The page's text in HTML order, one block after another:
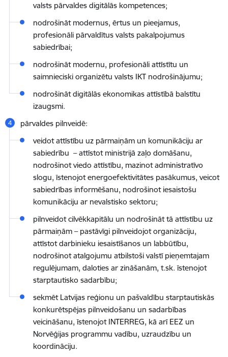
valsts pārvaldes digitālās kompetences;
nodrošināt modernus, ērtus un pieejamus,
profesionāli pārvaldītus valsts pakalpojumus
sabiedrībai;
nodrošināt modernu, profesionāli attīstītu un
saimnieciski organizētu valsts IKT nodrošinājumu;
nodrošināt digitālās ekonomikas attīstībā balstītu
izaugsmi.
pārvaldes pilnveidē:
veidot attīstību uz pārmaiņām un komunikāciju ar
sabiedrību – attīstot ministrijā zaļo domāšanu,
nodrošinot viedo attīstību, mazinot administratīvo
slogu, īstenojot energoefektivitātes pasākumus, veicot
sabiedrības informēšanu, nodrošinot iesaistošu
komunikāciju ar nevalstisko sektoru;
pilnveidot cilvēkkapitālu un nodrošināt tā attīstību uz
pārmaiņām – pastāvīgi pilnveidojot organizāciju,
attīstot darbinieku iesaistīšanos un labbūtību,
nodrošinot atalgojumu atbilstoši valstī pieņemtajam
regulējumam, daloties ar zināšanām, t.sk. īstenojot
starptautisko sadarbību;
sekmēt Latvijas reģionu un pašvaldību starptautiskās
konkurētspējas pilnveidošanu un sadarbības
veicināšanu, īstenojot INTERREG, kā arī EEZ un
Norvēģijas programmu vadību, uzraudzību un
koordināciju.